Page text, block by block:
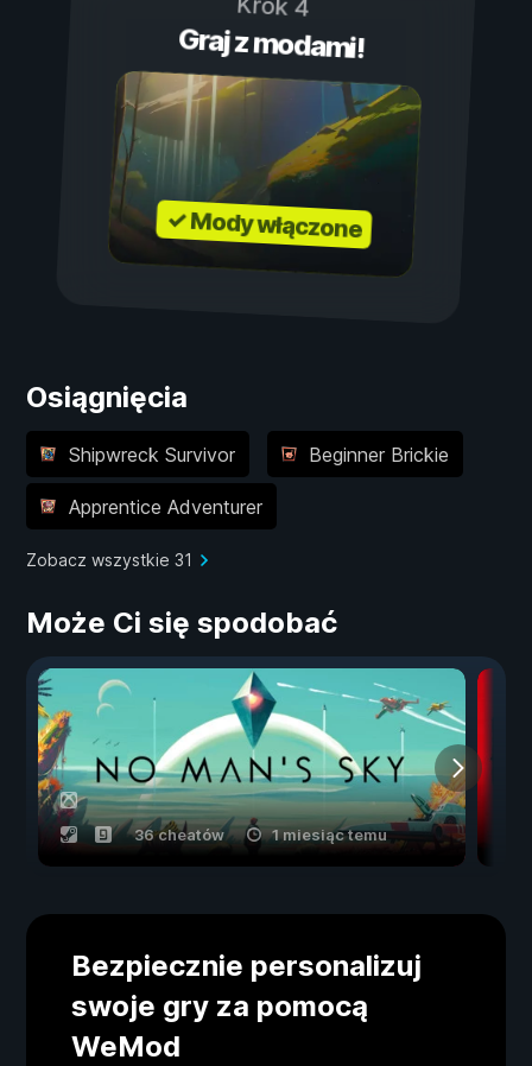
Krok 4
Graj z modami!
✓ Mody włączone
Osiągnięcia
Shipwreck Survivor Beginner Brickie
Apprentice Adventurer
Zobacz wszystkie 31
Może Ci się spodobać
36 cheatów 1 miesiąc temu
Bezpiecznie personalizuj
swoje gry za pomocą
WeMod